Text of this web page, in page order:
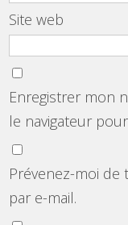
Site web
Enregistrer mon
le navigateur
Prévenez-moi
par e-mail.